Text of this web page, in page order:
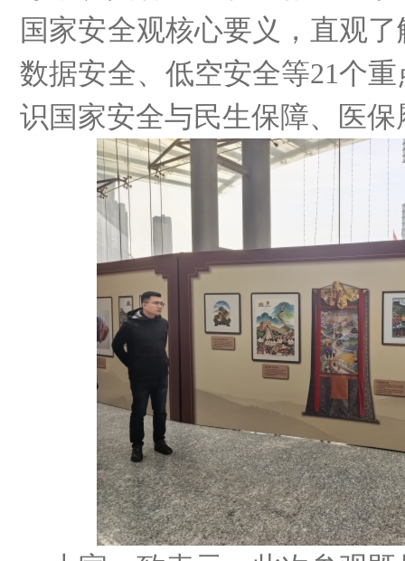
国家安全观核心要义，直观
数据安全、低空安全等21个
识国家安全与民生保障、医